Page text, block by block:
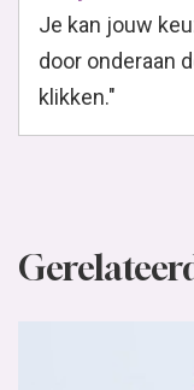
Je kan jouw
door onderaan
klikken."